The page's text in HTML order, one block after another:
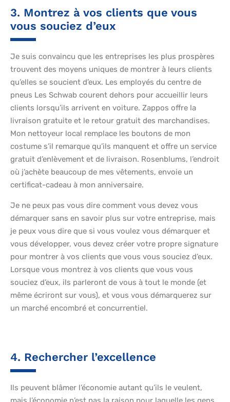
3. Montrez à vos clients que vous
vous souciez d’eux
Je suis convaincu que les entreprises les plus prospères
trouvent des moyens uniques de montrer à leurs clients
qu’elles se soucient d’eux. Les employés du centre de
pneus Les Schwab courent dehors pour accueillir leurs
clients lorsqu’ils arrivent en voiture. Zappos offre la
livraison gratuite et le retour gratuit des marchandises.
Mon nettoyeur local remplace les boutons de mon
costume s’il remarque qu’ils manquent et offre un service
gratuit d’enlèvement et de livraison. Rosenblums, l’endroit
où j’achète beaucoup de mes vêtements, envoie un
certificat-cadeau à mon anniversaire.
Je ne peux pas vous dire comment vous devez vous
démarquer sans en savoir plus sur votre entreprise, mais
je peux vous dire que si vous voulez vous démarquer et
vous développer, vous devez créer votre propre signature
pour montrer à vos clients que vous vous souciez d’eux.
Lorsque vous montrez à vos clients que vous vous
souciez d’eux, ils parleront de vous à tout le monde (et
même écriront sur vous), et vous vous démarquerez sur
un marché encombré et concurrentiel.
4. Rechercher l’excellence
Ils peuvent blâmer l’économie autant qu’ils le veulent,